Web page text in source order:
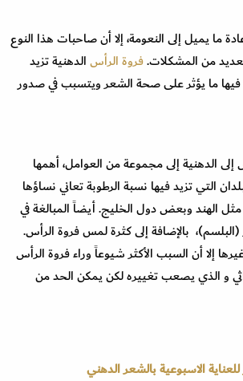
ما يميل إلى النعومة، إلا أن صاحبات هذا النوع
من المشكلات.فروة الرأسالدهنية تزيد
فيها ما يؤثر على صحة الشعر ويتسبب في صدور
الدهنية إلى مجموعة من العوامل، أهمها
التي تزيد فيها نسبة الرطوبة تعاني نساؤها
الهند وبعض دول الخليج. أيضاً المبالغة في
بالإضافة إلى كثرة لمس فروة الرأس.
إلا أن السبب الأكثر شيوعاً وراء فروة الرأس
و الذي يصعب تغييره لكن يمكن الحد من
الاسبوعية بالشعر الدهني